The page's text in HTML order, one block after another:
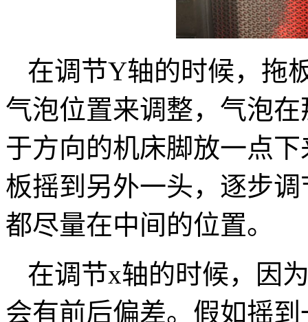
在调节Y轴的时候，拖
气泡位置来调整，气泡
于方向的机床脚放一点
板摇到另外一头，逐步
都尽量在中间的位置。
在调节x轴的时候，因
会有前后偏差。假如摇